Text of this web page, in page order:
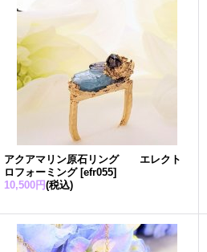
アクアマリン原石リング エレクト
ロフォーミング [efr055]
10,500円(税込)